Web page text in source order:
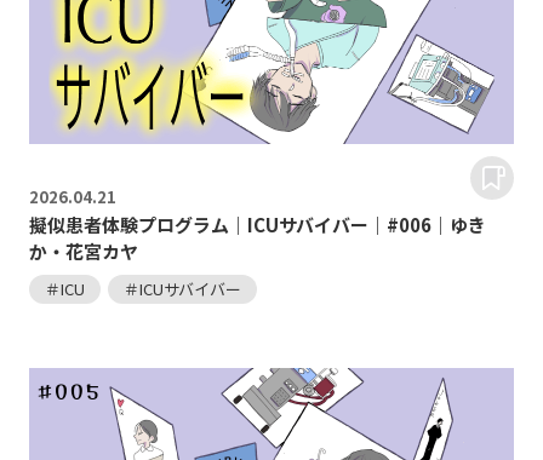
2026.04.21
擬似患者体験プログラム｜ICUサバイバー｜#006｜ゆき
か・花宮カヤ
＃ICU ＃ICUサバイバー